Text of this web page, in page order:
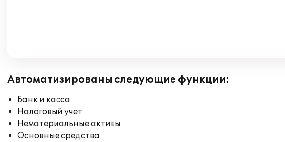
Автоматизированы следующие функции:
Банк и касса
Налоговый учет
Нематериальные активы
Основные средства